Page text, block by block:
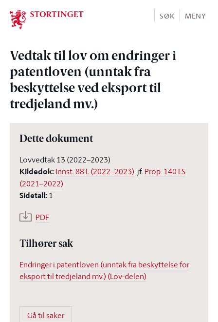
Stortinget.no
SØK MENY
Vedtak til lov om endringer i
patentloven (unntak fra
beskyttelse ved eksport til
tredjeland mv.)
Dette dokument
Lovvedtak 13 (2022–2023)
Kildedok: Innst. 88 L (2022–2023), jf.Prop. 140 LS
(2021–2022)
Sidetall: 1
PDF
Tilhører sak
Endringer i patentloven (unntak fra beskyttelse for
eksport til tredjeland mv.) (Lov-delen)
Gå til saker